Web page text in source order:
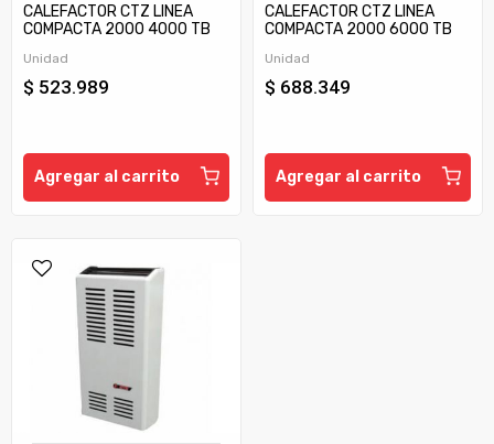
CALEFACTOR CTZ LINEA
COMPACTA 2000 4000 TB
Unidad
$ 523.989
Agregar al carrito
CALEFACTOR CTZ LINEA
COMPACTA 2000 6000 TB
Unidad
$ 688.349
Agregar al carrito